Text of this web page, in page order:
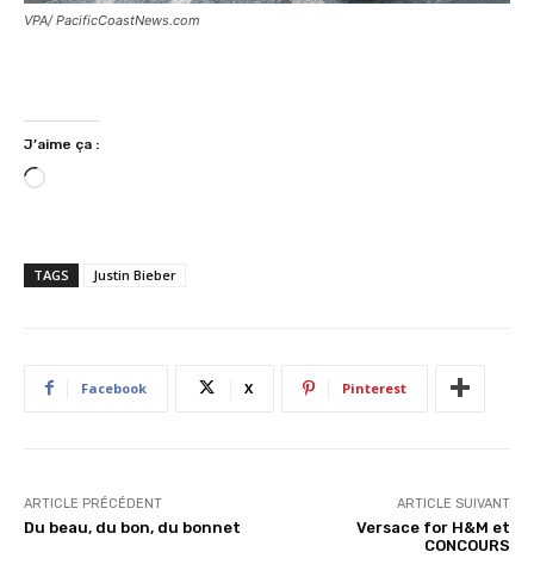
VPA/ PacificCoastNews.com
J’aime ça :
C
r
g
n
TAGS Justin Bieber
Facebook X Pinterest
ARTICLE PRÉCÉDENT
Du beau, du bon, du bonnet
ARTICLE SUIVANT
Versace for H&M et
CONCOURS